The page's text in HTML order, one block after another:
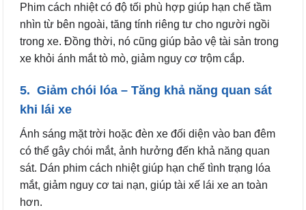
Phim cách nhiệt có độ tối phù hợp giúp hạn chế tầm
nhìn từ bên ngoài, tăng tính riêng tư cho người ngồi
trong xe. Đồng thời, nó cũng giúp bảo vệ tài sản trong
xe khỏi ánh mắt tò mò, giảm nguy cơ trộm cắp.
5. Giảm chói lóa – Tăng khả năng quan sát
khi lái xe
Ánh sáng mặt trời hoặc đèn xe đối diện vào ban đêm
có thể gây chói mắt, ảnh hưởng đến khả năng quan
sát. Dán phim cách nhiệt giúp hạn chế tình trạng lóa
mắt, giảm nguy cơ tai nạn, giúp tài xế lái xe an toàn
hơn.